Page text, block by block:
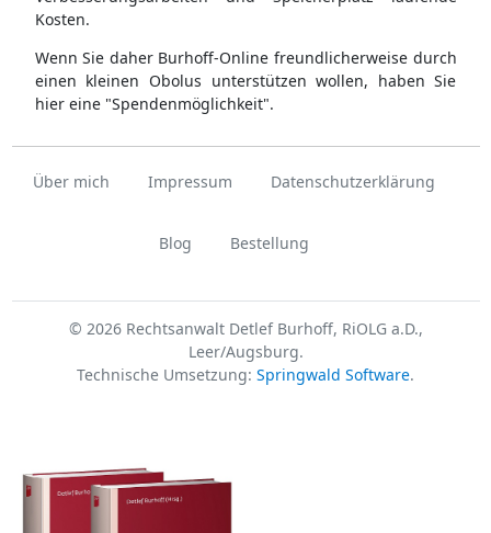
Kosten.
Wenn Sie daher Burhoff-Online freundlicherweise durch
einen kleinen Obolus unterstützen wollen, haben Sie
hier eine "Spendenmöglichkeit".
Über mich Impressum Datenschutzerklärung
Blog Bestellung
© 2026 Rechtsanwalt Detlef Burhoff, RiOLG a.D.,
Leer/Augsburg.
Technische Umsetzung: Springwald Software.